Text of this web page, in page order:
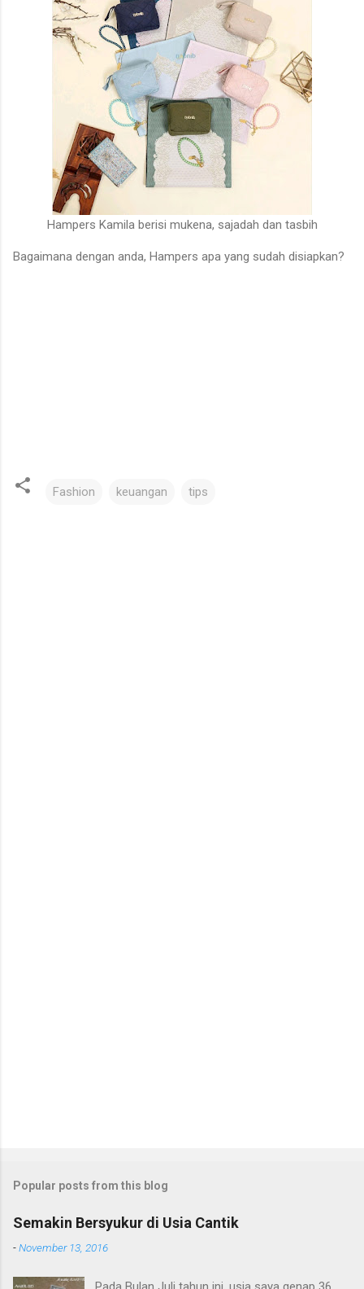
Hampers Kamila berisi mukena, sajadah dan tasbih
Bagaimana dengan anda, Hampers apa yang sudah disiapkan?
Fashion keuangan tips
Popular posts from this blog
Semakin Bersyukur di Usia Cantik
-November 13, 2016